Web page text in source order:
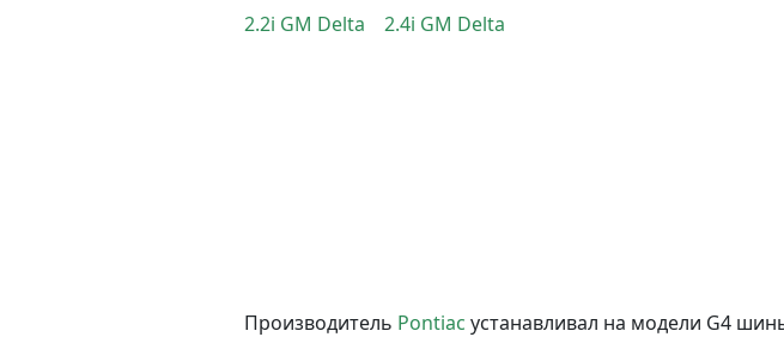
2.2i GM Delta
2.4i GM Delta
Производитель Pontiac устанавливал на модели G4